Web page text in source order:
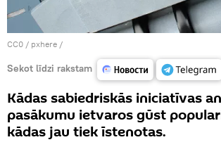
CC0 / pxhere /
Sekot līdzi rakstam
Kādas sabiedriskās iniciatīvas
pasākumu ietvaros gūst
kādas jau tiek īstenotas.